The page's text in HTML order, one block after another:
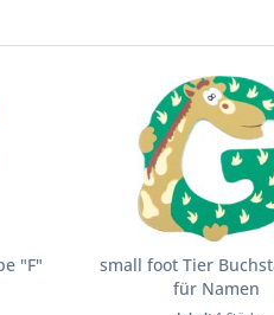
"F"
small foot Tier
für Namen